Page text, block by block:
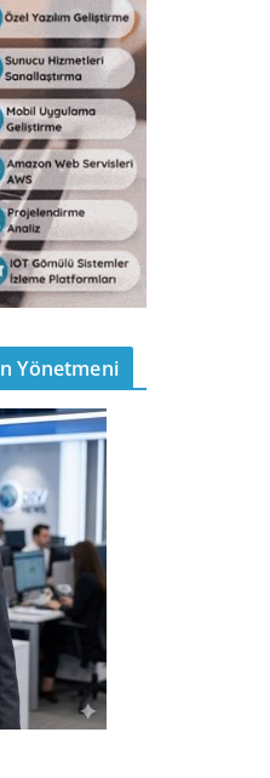
Yönetmeni